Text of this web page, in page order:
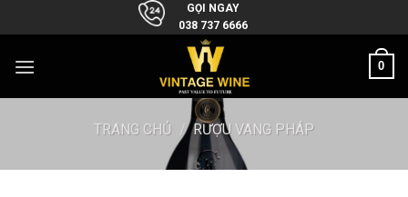
to
GỌI NGAY
038 737 6666
0
TRANG CHỦ / RƯỢU VANG PHÁP